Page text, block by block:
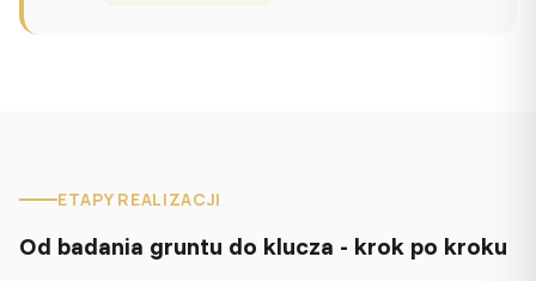
ETAPY REALIZACJI
Od badania gruntu do klucza - krok po kroku